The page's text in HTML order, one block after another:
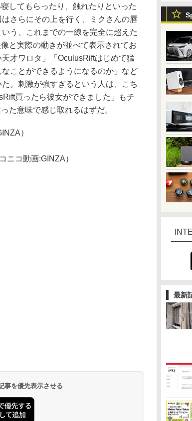
最新
してもらったり、触れたりといった
さらにその上を行く、ミクさんの唇
う、これまでの一線を完全に超えた
と実際の動きが並べて表示されてお
才ワロタ」「OculusRiftはじめて猛
ことができるようになるのか」など
。刺激が強すぎるという人は、こち
買ったら彼女ができました」もチ
た意味で感じ取れるはずだ。
）
コ動画:GINZA）
事を優先表示させる